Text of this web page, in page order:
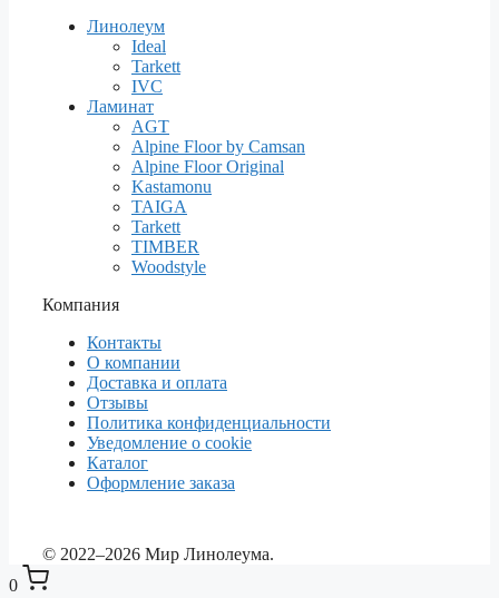
Линолеум
Ideal
Tarkett
IVC
Ламинат
AGT
Alpine Floor by Camsan
Alpine Floor Original
Kastamonu
TAIGA
Tarkett
TIMBER
Woodstyle
Компания
Контакты
О компании
Доставка и оплата
Отзывы
Политика конфиденциальности
Уведомление о cookie
Каталог
Оформление заказа
© 2022–2026 Мир Линолеума.
0